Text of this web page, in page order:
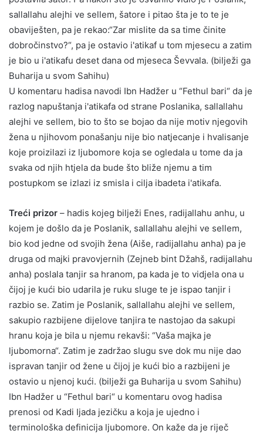
sallallahu alejhi ve sellem, šatore i pitao šta je to te je
obaviješten, pa je rekao:“Zar mislite da sa time činite
dobročinstvo?“, pa je ostavio i'atikaf u tom mjesecu a zatim
je bio u i'atikafu deset dana od mjeseca Ševvala. (bilježi ga
Buharija u svom Sahihu)
U komentaru hadisa navodi Ibn Hadžer u “Fethul bari“ da je
razlog napuštanja i'atikafa od strane Poslanika, sallallahu
alejhi ve sellem, bio to što se bojao da nije motiv njegovih
žena u njihovom ponašanju nije bio natjecanje i hvalisanje
koje proizilazi iz ljubomore koja se ogledala u tome da ja
svaka od njih htjela da bude što bliže njemu a tim
postupkom se izlazi iz smisla i cilja ibadeta i'atikafa.
Treći prizor – hadis kojeg bilježi Enes, radijallahu anhu, u
kojem je došlo da je Poslanik, sallallahu alejhi ve sellem,
bio kod jedne od svojih žena (Aiše, radijallahu anha) pa je
druga od majki pravovjernih (Zejneb bint Džahš, radijallahu
anha) poslala tanjir sa hranom, pa kada je to vidjela ona u
čijoj je kući bio udarila je ruku sluge te je ispao tanjir i
razbio se. Zatim je Poslanik, sallallahu alejhi ve sellem,
sakupio razbijene dijelove tanjira te nastojao da sakupi
hranu koja je bila u njemu rekavši: “Vaša majka je
ljubomorna“. Zatim je zadržao slugu sve dok mu nije dao
ispravan tanjir od žene u čijoj je kući bio a razbijeni je
ostavio u njenoj kući. (bilježi ga Buharija u svom Sahihu)
Ibn Hadžer u “Fethul bari“ u komentaru ovog hadisa
prenosi od Kadi Ijada jezičku a koja je ujedno i
terminološka definicija ljubomore. On kaže da je riječ